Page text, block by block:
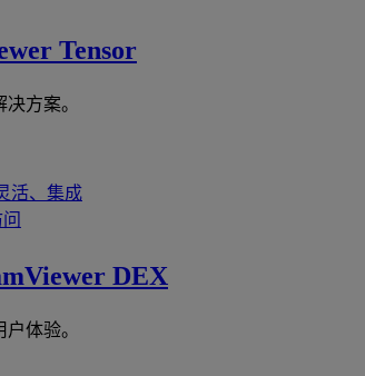
Tensor
方案。
活、集成
DEX
体验。